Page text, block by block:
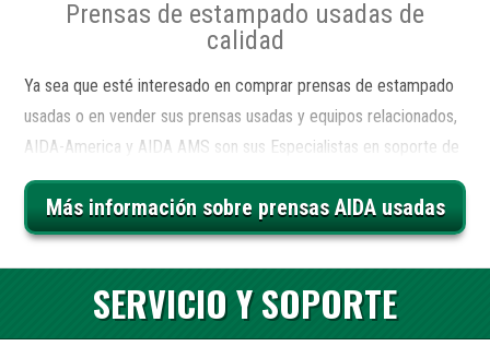
Prensas de estampado usadas de
calidad
Ya sea que esté interesado en comprar prensas de estampado
usadas o en vender sus prensas usadas y equipos relacionados,
AIDA-America y AIDA AMS son sus Especialistas en soporte de
prensas usadas. Compre prensas de estampado usadas de
calidad a través de AIDA AMS, incluyendo bastidores tipo "C",
lados rectos, troquelado progresivo, alta velocidad,
transferencia, automatización de prensa de estampado y
equipos de moldeado de metales relacionados. AIDA AMS
Más información sobre prensas AIDA usadas
SERVICIO Y SOPORTE